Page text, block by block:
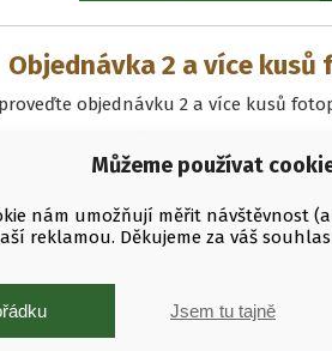
Můžeme používat
nám umožňují měřit návštěvnost
reklamou. Děkujeme za váš
Jsem tu tajně
Objednávka 2 a více
objednávku 2 a více kusů
PŘIHLASTE SE
od nás fotopast a chcete
nebo doklad o koupi, a jako